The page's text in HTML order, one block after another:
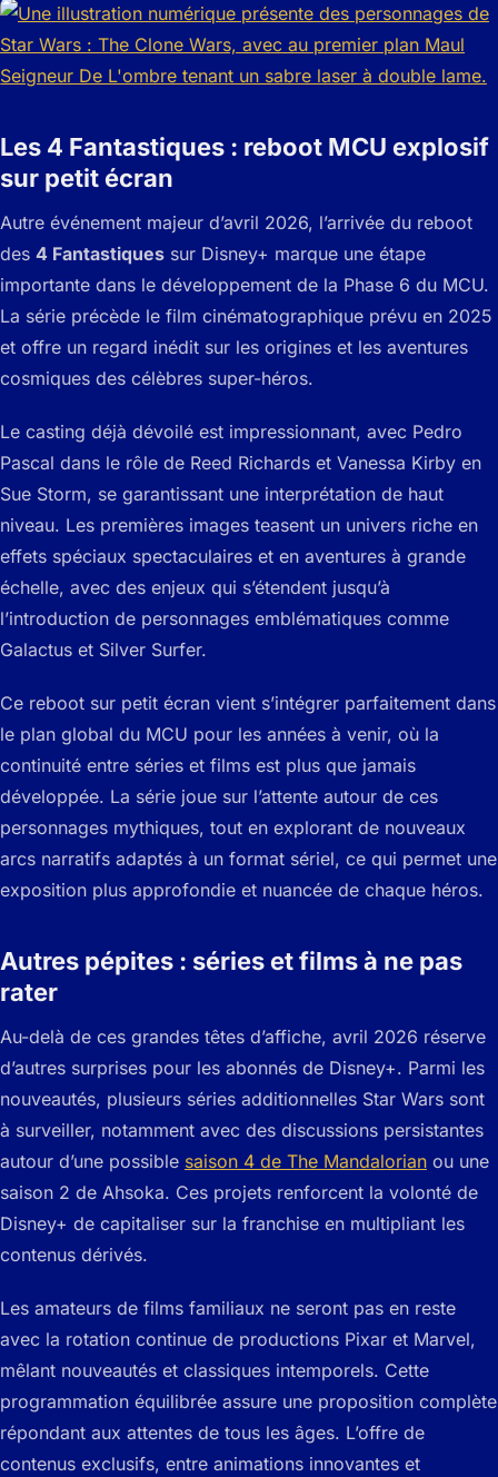
Les 4 Fantastiques : reboot MCU explosif
sur petit écran
Autre événement majeur d’avril 2026, l’arrivée du reboot
des 4 Fantastiques sur Disney+ marque une étape
importante dans le développement de la Phase 6 du MCU.
La série précède le film cinématographique prévu en 2025
et offre un regard inédit sur les origines et les aventures
cosmiques des célèbres super-héros.
Le casting déjà dévoilé est impressionnant, avec Pedro
Pascal dans le rôle de Reed Richards et Vanessa Kirby en
Sue Storm, se garantissant une interprétation de haut
niveau. Les premières images teasent un univers riche en
effets spéciaux spectaculaires et en aventures à grande
échelle, avec des enjeux qui s’étendent jusqu’à
l’introduction de personnages emblématiques comme
Galactus et Silver Surfer.
Ce reboot sur petit écran vient s’intégrer parfaitement dans
le plan global du MCU pour les années à venir, où la
continuité entre séries et films est plus que jamais
développée. La série joue sur l’attente autour de ces
personnages mythiques, tout en explorant de nouveaux
arcs narratifs adaptés à un format sériel, ce qui permet une
exposition plus approfondie et nuancée de chaque héros.
Autres pépites : séries et films à ne pas
rater
Au-delà de ces grandes têtes d’affiche, avril 2026 réserve
d’autres surprises pour les abonnés de Disney+. Parmi les
nouveautés, plusieurs séries additionnelles Star Wars sont
à surveiller, notamment avec des discussions persistantes
autour d’une possible saison 4 de The Mandalorian ou une
saison 2 de Ahsoka. Ces projets renforcent la volonté de
Disney+ de capitaliser sur la franchise en multipliant les
contenus dérivés.
Les amateurs de films familiaux ne seront pas en reste
avec la rotation continue de productions Pixar et Marvel,
mêlant nouveautés et classiques intemporels. Cette
programmation équilibrée assure une proposition complète
répondant aux attentes de tous les âges. L’offre de
contenus exclusifs, entre animations innovantes et